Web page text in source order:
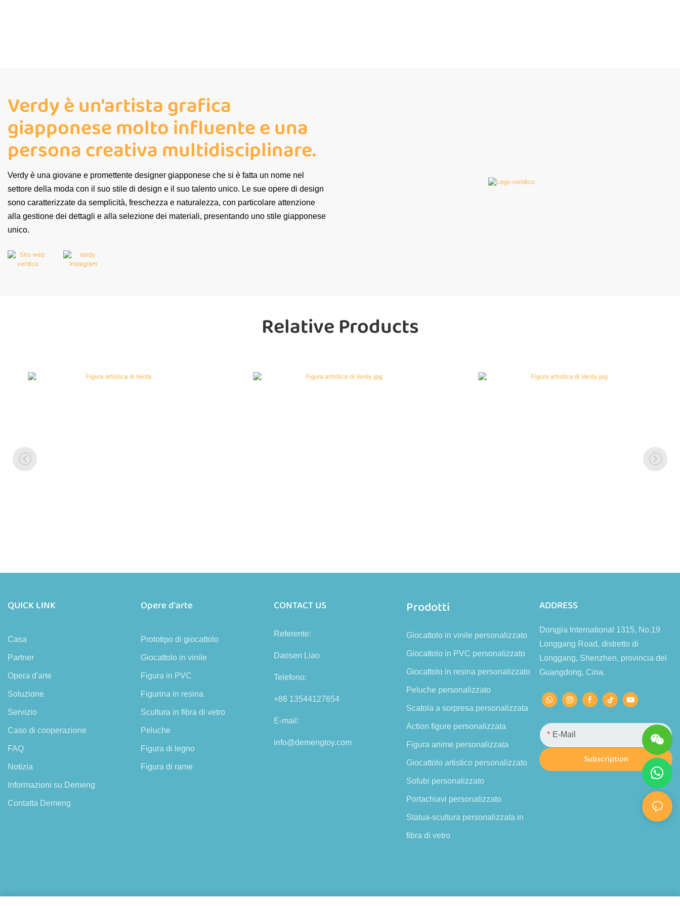
Verdy è un'artista grafica
giapponese molto influente e una
persona creativa multidisciplinare.
Verdy è una giovane e promettente designer giapponese che si è fatta un nome nel
settore della moda con il suo stile di design e il suo talento unico. Le sue opere di design
sono caratterizzate da semplicità, freschezza e naturalezza, con particolare attenzione
alla gestione dei dettagli e alla selezione dei materiali, presentando uno stile giapponese
unico.
Relative Products
QUICK LINK
Casa
Partner
Opera d'arte
Soluzione
Servizio
Caso di cooperazione
FAQ
Notizia
Informazioni su Demeng
Contatta Demeng
Opere d'arte
Prototipo di giocattolo
Giocattolo in vinile
Figura in PVC
Figurina in resina
Scultura in fibra di vetro
Peluche
Figura di legno
Figura di rame
CONTACT US
Referente:
Daosen Liao
Telefono:
+86 13544127654
E-mail:
info@demengtoy.com
Prodotti
Giocattolo in vinile personalizzato
Giocattolo in PVC personalizzato
Giocattolo in resina personalizzato
Peluche personalizzato
Scatola a sorpresa personalizzata
Action figure personalizzata
Figura anime personalizzata
Giocattolo artistico personalizzato
Sofubi personalizzato
Portachiavi personalizzato
Statua-scultura personalizzata in
fibra di vetro
ADDRESS
Dongjia International 1315, No.19
Longgang Road, distretto di
Longgang, Shenzhen, provincia del
Guangdong, Cina.
E-Mail
Subscription